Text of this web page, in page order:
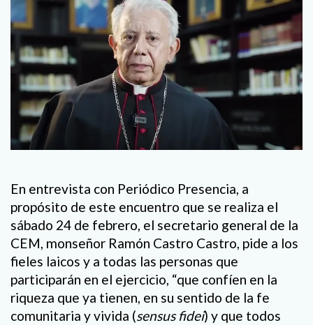
En entrevista con Periódico Presencia, a
propósito de este encuentro que se realiza el
sábado 24 de febrero, el secretario general de la
CEM, monseñor Ramón Castro Castro, pide a los
fieles laicos y a todas las personas que
participarán en el ejercicio, “que confíen en la
riqueza que ya tienen, en su sentido de la fe
comunitaria y vivida (sensus fidei) y que todos